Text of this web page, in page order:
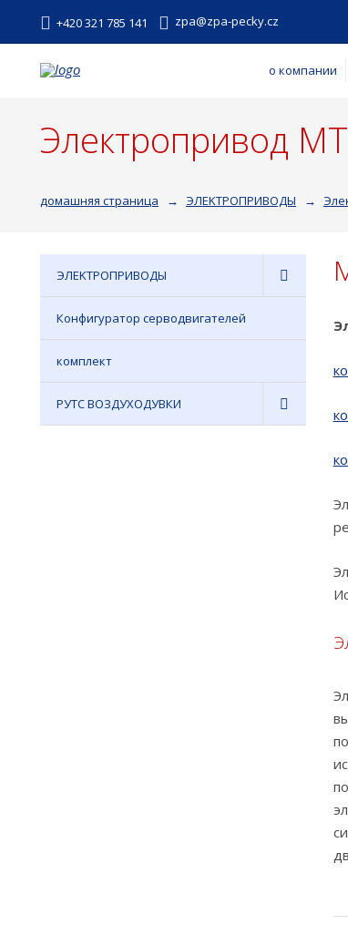
+420 321 785 141 zpa@zpa-pecky.cz
о компании
Электропривод
домашняя страница ЭЛEKTPOПPИBOДЫ
ЭЛEKTPOПPИBOДЫ
Конфигуратор серводвигателей
комплект
РУТС ВОЗДУХОДУВКИ